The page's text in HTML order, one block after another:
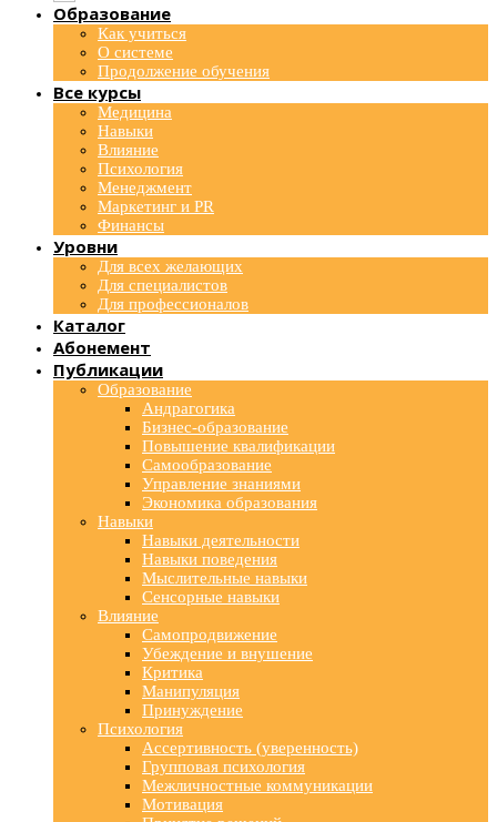
Образование
Как учиться
О системе
Продолжение обучения
Все курсы
Медицина
Навыки
Влияние
Психология
Менеджмент
Маркетинг и PR
Финансы
Уровни
Для всех желающих
Для специалистов
Для профессионалов
Каталог
Абонемент
Публикации
Образование
Андрагогика
Бизнес-образование
Повышение квалификации
Самообразование
Управление знаниями
Экономика образования
Навыки
Навыки деятельности
Навыки поведения
Мыслительные навыки
Сенсорные навыки
Влияние
Самопродвижение
Убеждение и внушение
Критика
Манипуляция
Принуждение
Психология
Ассертивность (уверенность)
Групповая психология
Межличностные коммуникации
Мотивация